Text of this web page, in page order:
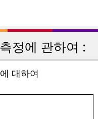
정에 관하여 :
대하여